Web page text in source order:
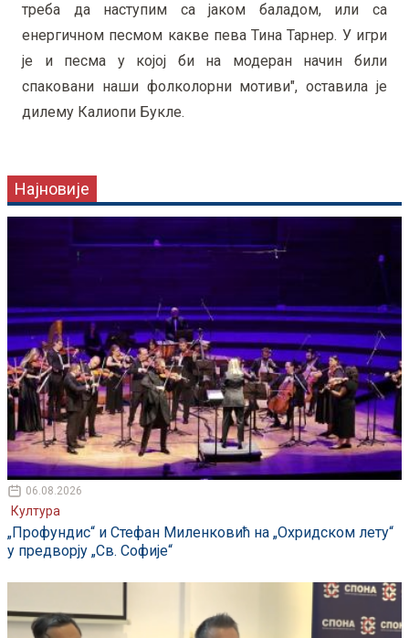
треба да наступим са јаком баладом, или са
енергичном песмом какве пева Тина Тарнер. У игри
је и песма у којој би на модеран начин били
спаковани наши фолколорни мотиви", оставила је
дилему Калиопи Букле.
Најновије
06.08.2026
Култура
„Профундис“ и Стефан Миленковић на „Охридском лету“
у предворју „Св. Софије“